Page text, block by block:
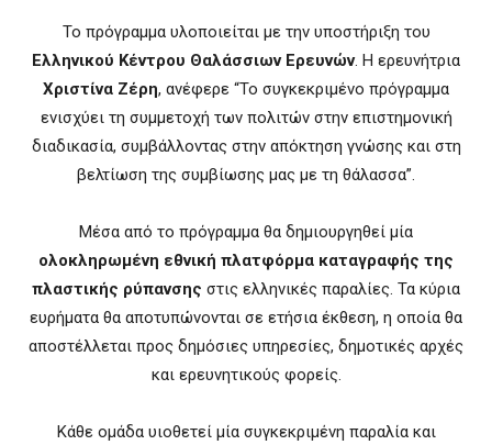
Το πρόγραμμα υλοποιείται με την υποστήριξη του
Ελληνικού Κέντρου Θαλάσσιων Ερευνών. Η ερευνήτρια
Χριστίνα Ζέρη, ανέφερε “Το συγκεκριμένο πρόγραμμα
ενισχύει τη συμμετοχή των πολιτών στην επιστημονική
διαδικασία, συμβάλλοντας στην απόκτηση γνώσης και στη
βελτίωση της συμβίωσης μας με τη θάλασσα”.
Μέσα από το πρόγραμμα θα δημιουργηθεί μία
ολοκληρωμένη εθνική πλατφόρμα καταγραφής της
πλαστικής ρύπανσης στις ελληνικές παραλίες. Τα κύρια
ευρήματα θα αποτυπώνονται σε ετήσια έκθεση, η οποία θα
αποστέλλεται προς δημόσιες υπηρεσίες, δημοτικές αρχές
και ερευνητικούς φορείς.
Κάθε ομάδα υιοθετεί μία συγκεκριμένη παραλία και